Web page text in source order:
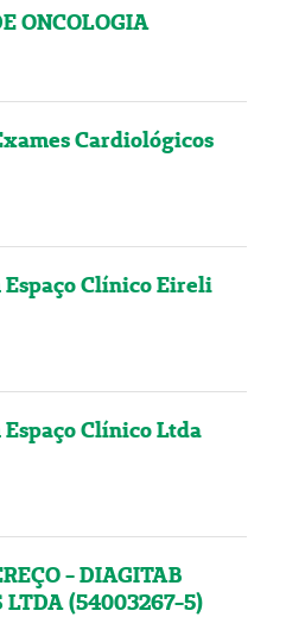
ONCOLOGIA
Cardiológicos
Clínico Eireli
Clínico Ltda
- DIAGITAB
LTDA (54003267-5)